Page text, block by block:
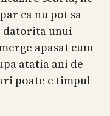
ca nu pot sa
datorita unui
apasat cum
atatia ani de
poate e timpul